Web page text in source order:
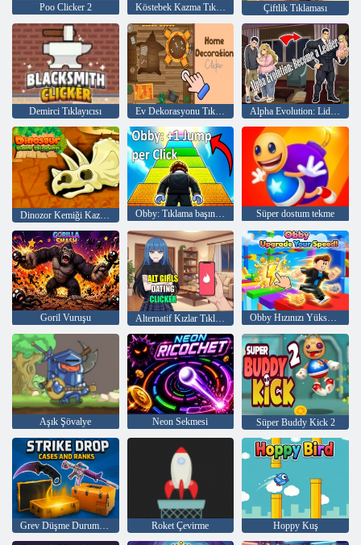
Poo Clicker 2 Köstebek Kazma Tıklayıcısı Çiftlik Tıklaması
Demirci Tıklayıcısı Ev Dekorasyonu Tıklayıcısı
Obby: Tıklama başına +1 Atlama Süper dostum tekme
Goril Vuruşu Alternatif Kızlar Tıklayıcıyla Çıkıyor Obby Hızınızı Yükseltin!
Aşık Şövalye Neon Sekmesi Süper Buddy Kick 2
Roket Çevirme Hoppy Kuş